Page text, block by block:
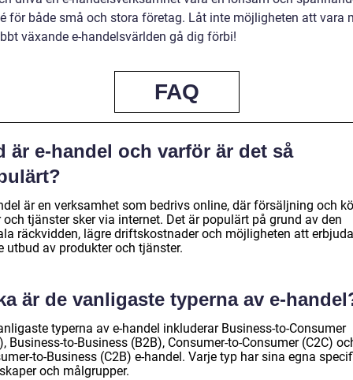
för både små och stora företag. Låt inte möjligheten att vara
växande e-handelsvärlden gå dig förbi!
FAQ
är e-handel och varför är det så
är en verksamhet som bedrivs online, där försäljning och
och tjänster sker via internet. Det är populärt på grund av den
räckvidden, lägre driftskostnader och möjligheten att
utbud av produkter och tjänster.
är de vanligaste typerna av e-
typerna av e-handel inkluderar Business-to-Consumer
Business-to-Business (B2B), Consumer-to-Consumer (C2C)
to-Business (C2B) e-handel. Varje typ har sina egna
och målgrupper.